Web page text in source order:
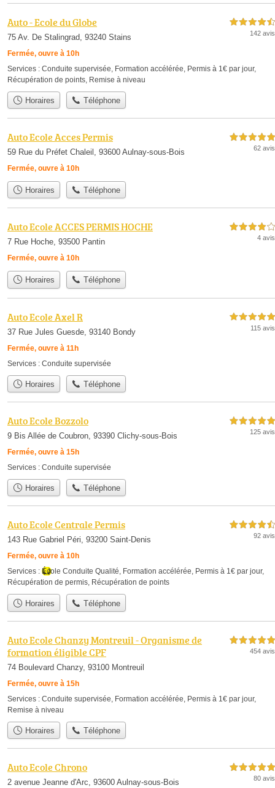
Auto - Ecole du Globe
75 Av. De Stalingrad, 93240 Stains
Fermée, ouvre à 10h
4,5 étoiles sur 5
142 avis
Services : Conduite supervisée Formation accélérée Permis à 1€ par jour,
Récupération de points Remise à niveau
Horaires Téléphone
Auto Ecole Acces Permis
59 Rue du Préfet Chaleil, 93600 Aulnay-sous-Bois
Fermée, ouvre à 10h
5,0 étoiles sur 5
62 avis
Horaires Téléphone
Auto Ecole ACCES PERMIS HOCHE
7 Rue Hoche, 93500 Pantin
Fermée, ouvre à 10h
4,0 étoiles sur 5
4 avis
Horaires Téléphone
Auto Ecole Axel R
37 Rue Jules Guesde, 93140 Bondy
Fermée, ouvre à 11h
5,0 étoiles sur 5
115 avis
Services : Conduite supervisée
Horaires Téléphone
Auto Ecole Bozzolo
9 Bis Allée de Coubron, 93390 Clichy-sous-Bois
Fermée, ouvre à 15h
5,0 étoiles sur 5
125 avis
Services : Conduite supervisée
Horaires Téléphone
Auto Ecole Centrale Permis
143 Rue Gabriel Péri, 93200 Saint-Denis
Fermée, ouvre à 10h
4,5 étoiles sur 5
92 avis
Services : École Conduite Qualité, Formation accélérée, Permis à 1€ par jour,
Récupération de permis, Récupération de points
Horaires Téléphone
Auto Ecole Chanzy Montreuil - Organisme de
formation éligible CPF
74 Boulevard Chanzy, 93100 Montreuil
Fermée, ouvre à 15h
5,0 étoiles sur 5
454 avis
Services : Conduite supervisée Formation accélérée Permis à 1€ par jour,
Remise à niveau
Horaires Téléphone
Auto Ecole Chrono
2 avenue Jeanne d'Arc, 93600 Aulnay-sous-Bois
5,0 étoiles sur 5
80 avis